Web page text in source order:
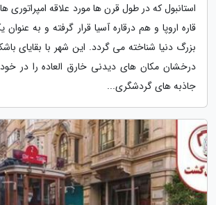
استانبول که در طول قرن ها مورد علاقه امپراتوری
قاره اروپا و هم درقاره آسیا قرار گرفته و به
بزرگ دنیا شناخته می گردد. این شهر با بقایای
درخشان مکان های دیدنی خارق العاده را در
جاذبه های گردشگری...